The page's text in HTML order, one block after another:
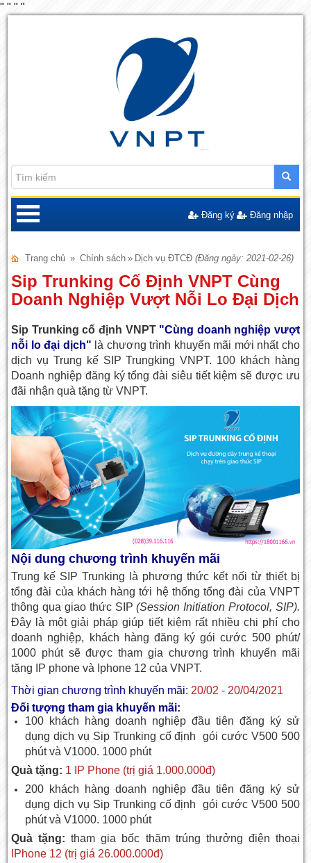
" " " "
Đăng ký Đăng nhập
Trang chủ » Chính sách » Dịch vụ ĐTCĐ (Đăng ngày: 2021-02-26)
Sip Trunking Cố Định VNPT Cùng
Doanh Nghiệp Vượt Nỗi Lo Đại Dịch
Sip Trunking cố định VNPT "Cùng doanh nghiệp vượt
nỗi lo đại dịch" là chương trình khuyến mãi mới nhất cho
dịch vụ Trung kế SIP Trungking VNPT. 100 khách hàng
Doanh nghiệp đăng ký tổng đài siêu tiết kiệm sẽ được ưu
đãi nhận quà tặng từ VNPT.
Nội dung chương trình khuyến mãi
Trung kế SIP Trunking là phương thức kết nối từ thiết bị
tổng đài của khách hàng tới hệ thống tổng đài của VNPT
thông qua giao thức SIP(Session Initiation Protocol, SIP).
Đây là một giải pháp giúp tiết kiệm rất nhiều chi phí cho
doanh nghiệp, khách hàng đăng ký gói cước 500 phút/
1000 phút sẽ được tham gia chương trình khuyến mãi
tặng IP phone và Iphone 12 của VNPT.
Thời gian chương trình khuyến mãi: 20/02 - 20/04/2021
Đối tượng tham gia khuyến mãi:
100 khách hàng doanh nghiệp đầu tiên đăng ký sử
dụng dịch vụ Sip Trunking cố định gói cước V500 500
phút và V1000. 1000 phút
Quà tặng: 1 IP Phone (trị giá 1.000.000đ)
200 khách hàng doanh nghiệp đầu tiên đăng ký sử
dụng dịch vụ Sip Trunking cố định gói cước V500 500
phút và V1000. 1000 phút
Quà tặng: tham gia bốc thăm trúng thưởng điện thoại
IPhone 12 (trị giá 26.000.000đ)